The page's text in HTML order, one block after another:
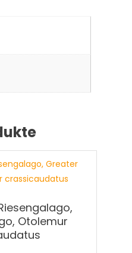
Otolemur